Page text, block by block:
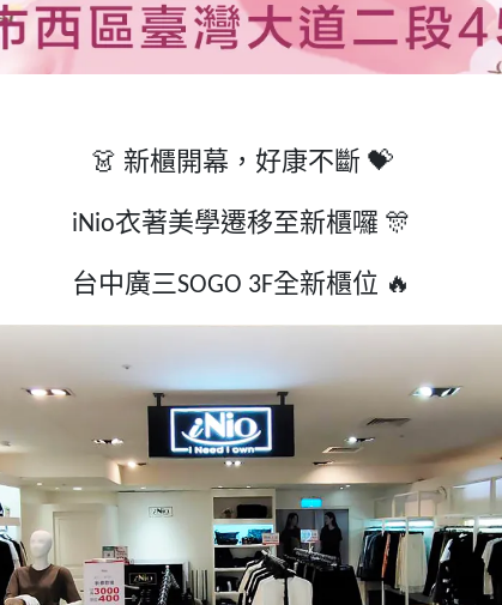
👗 新櫃開幕，好康不斷 💝
iNio衣著美學遷移至新櫃囉 🎊
台中廣三SOGO 3F全新櫃位 🔥